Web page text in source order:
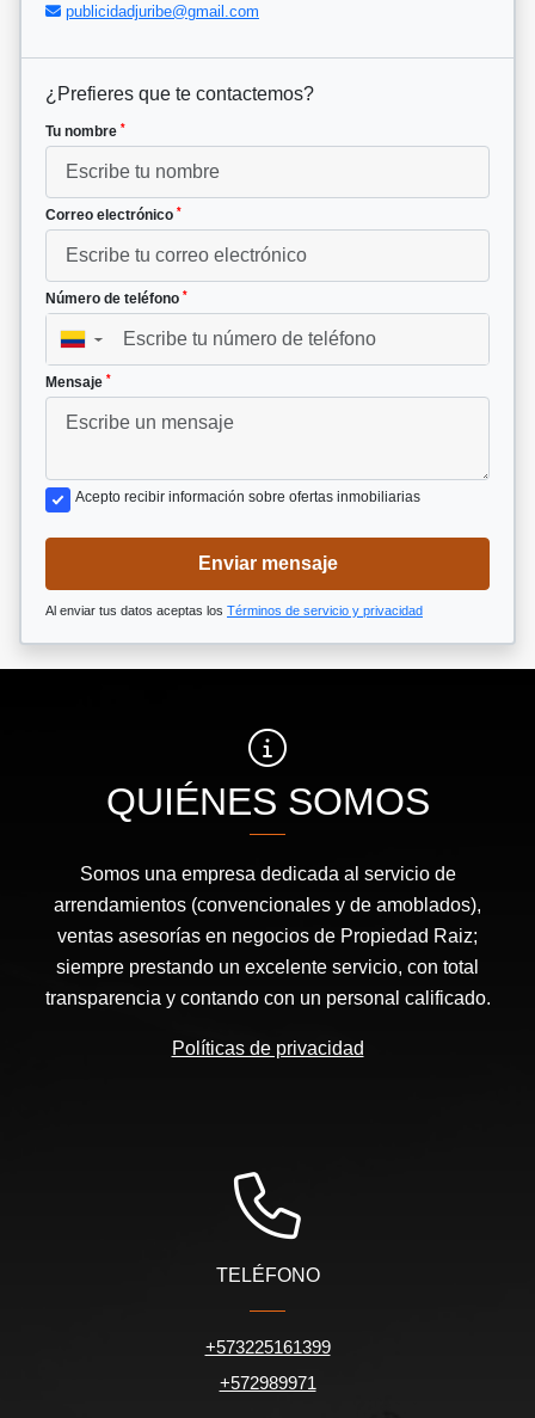
publicidadjuribe@gmail.com
¿Prefieres que te contactemos?
Tu nombre *
Correo electrónico *
Número de teléfono *
▼
Mensaje *
Acepto recibir información sobre ofertas inmobiliarias
Enviar mensaje
Al enviar tus datos aceptas los Términos de servicio y privacidad
QUIÉNES SOMOS
Somos una empresa dedicada al servicio de
arrendamientos (convencionales y de amoblados),
ventas asesorías en negocios de Propiedad Raiz;
siempre prestando un excelente servicio, con total
transparencia y contando con un personal calificado.
Políticas de privacidad
TELÉFONO
+573225161399
+572989971